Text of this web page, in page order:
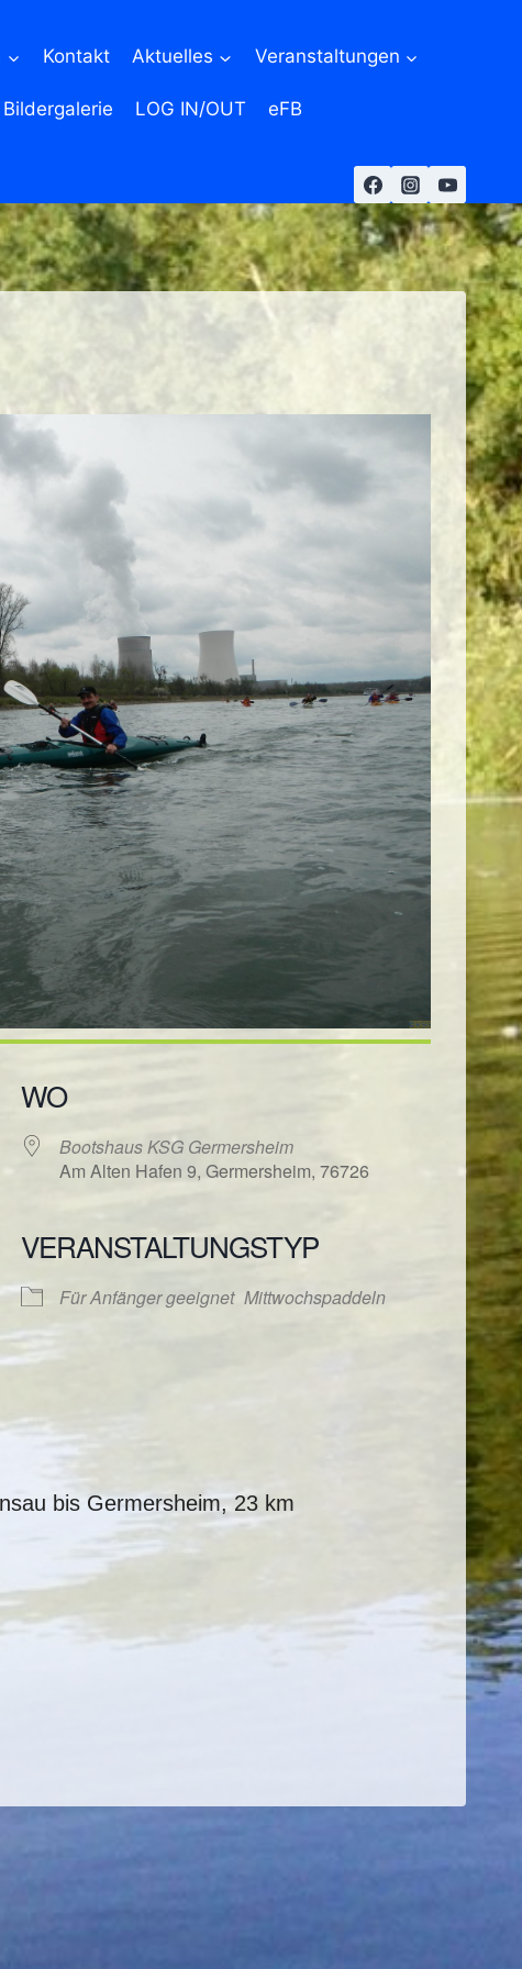
Kontakt Aktuelles Veranstaltungen
Bildergalerie LOG IN/OUT eFB
WO
Bootshaus KSG Germersheim
Am Alten Hafen 9, Germersheim, 76726
VERANSTALTUNGSTYP
Für Anfänger geeignet Mittwochspaddeln
bis Germersheim, 23 km